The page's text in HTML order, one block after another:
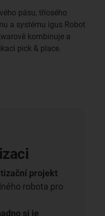
pásu, tříosého
a systému igus Robot
kombinuje a
pick & place.
projekt
robota pro
si je